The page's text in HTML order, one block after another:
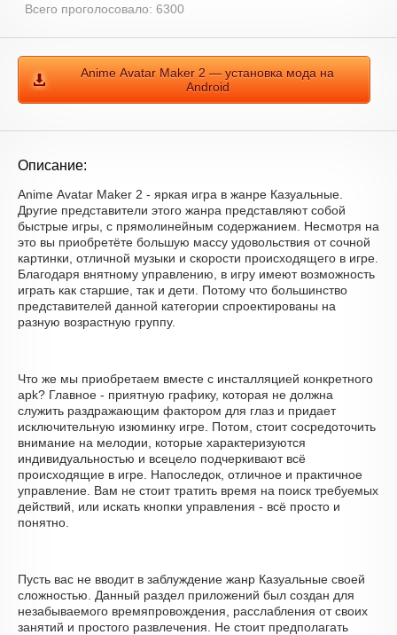
Всего проголосовало: 6300
Anime Avatar Maker 2 — установка мода на
Android
Описание:
Anime Avatar Maker 2 - яркая игра в жанре Казуальные.
Другие представители этого жанра представляют собой
быстрые игры, с прямолинейным содержанием. Несмотря на
это вы приобретёте большую массу удовольствия от сочной
картинки, отличной музыки и скорости происходящего в игре.
Благодаря внятному управлению, в игру имеют возможность
играть как старшие, так и дети. Потому что большинство
представителей данной категории спроектированы на
разную возрастную группу.
Что же мы приобретаем вместе с инсталляцией конкретного
apk? Главное - приятную графику, которая не должна
служить раздражающим фактором для глаз и придает
исключительную изюминку игре. Потом, стоит сосредоточить
внимание на мелодии, которые характеризуются
индивидуальностью и всецело подчеркивают всё
происходящие в игре. Напоследок, отличное и практичное
управление. Вам не стоит тратить время на поиск требуемых
действий, или искать кнопки управления - всё просто и
понятно.
Пусть вас не вводит в заблуждение жанр Казуальные своей
сложностью. Данный раздел приложений был создан для
незабываемого времяпровождения, расслабления от своих
занятий и простого развлечения. Не стоит предполагать